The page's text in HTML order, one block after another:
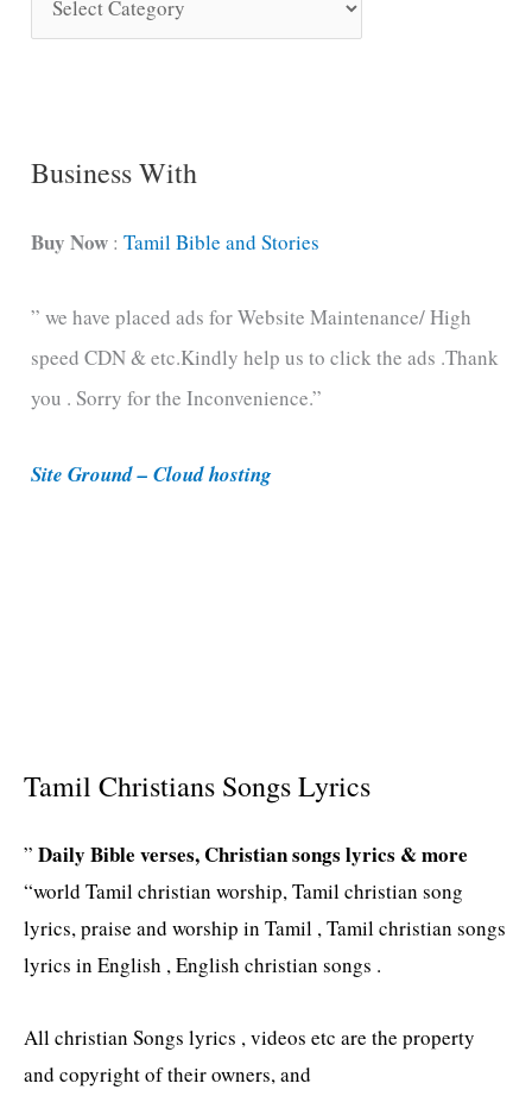
o
C
t
g
o
r
e
Business With
Buy Now :Tamil Bible and Stories
” we have placed ads for Website Maintenance/ High
speed CDN & etc.Kindly help us to click the ads .Thank
you . Sorry for the Inconvenience.”
Site Ground – Cloud hosting
Tamil Christians Songs Lyrics
” Daily Bible verses, Christian songs lyrics & more
“world Tamil christian worship, Tamil christian song
lyrics, praise and worship in Tamil , Tamil christian songs
lyrics in English , English christian songs .
All christian Songs lyrics , videos etc are the property
and copyright of their owners, and